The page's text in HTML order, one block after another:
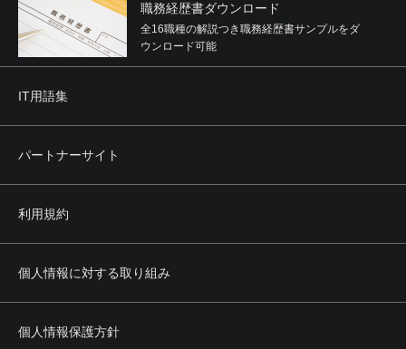
職務経歴書ダウンロード
全16職種の解説つき職務経歴書サンプルをダ
ウンロード可能
IT用語集
パートナーサイト
利用規約
個人情報に対する取り組み
個人情報保護方針